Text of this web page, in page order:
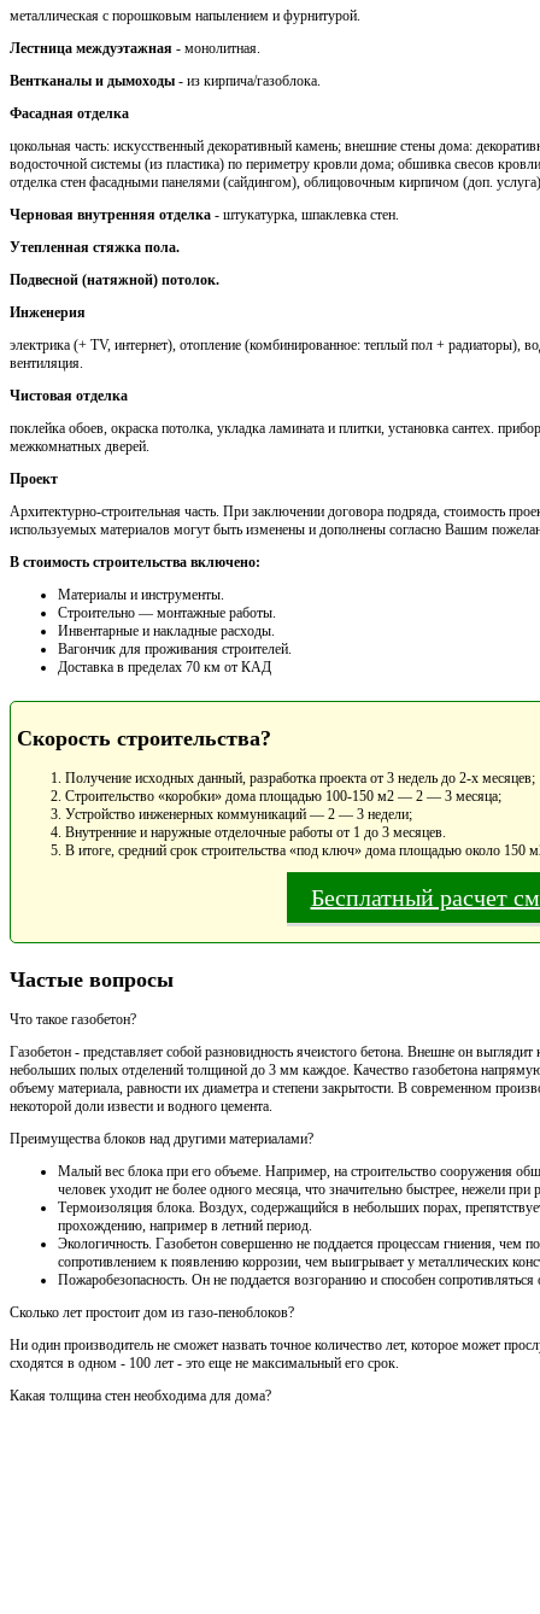
металлическая с порошковым напылением и фурнитурой.
Лестница междуэтажная - монолитная.
Вентканалы и дымоходы - из кирпича/газоблока.
Фасадная отделка
цокольная часть: искусственный декоративный камень; внешние стены дома:
водосточной системы (из пластика) по периметру кровли дома; обшивка свесов
отделка стен фасадными панелями (сайдингом), облицовочным кирпичом (доп.
Черновая внутренняя отделка - штукатурка, шпаклевка стен.
Утепленная стяжка пола.
Подвесной (натяжной) потолок.
Инженерия
электрика (+ TV, интернет), отопление (комбинированное: теплый пол + радиаторы),
вентиляция.
Чистовая отделка
поклейка обоев, окраска потолка, укладка ламината и плитки, установка сантех.
межкомнатных дверей.
Проект
Архитектурно-строительная часть. При заключении договора подряда, стоимость
используемых материалов могут быть изменены и дополнены согласно Вашим
В стоимость строительства включено:
Материалы и инструменты.
Cтроительно — монтажные работы.
Инвентарные и накладные расходы.
Вагончик для проживания строителей.
Доставка в пределах 70 км от КАД
Скорость строительства?
Получение исходных данный, разработка проекта от 3 недель до 2-х месяцев;
Строительство «коробки» дома площадью 100-150 м2 — 2 — 3 месяца;
Устройство инженерных коммуникаций — 2 — 3 недели;
Внутренние и наружные отделочные работы от 1 до 3 месяцев.
В итоге, средний срок строительства «под ключ» дома площадью около 150
Бесплатный расчет
Частые вопросы
Что такое газобетон?
Газобетон - представляет собой разновидность ячеистого бетона. Внешне он
небольших полых отделений толщиной до 3 мм каждое. Качество газобетона
объему материала, равности их диаметра и степени закрытости. В современном
некоторой доли извести и водного цемента.
Преимущества блоков над другими материалами?
Малый вес блока при его объеме. Например, на строительство сооружения
человек уходит не более одного месяца, что значительно быстрее, нежели
Термоизоляция блока. Воздух, содержащийся в небольших порах,
прохождению, например в летний период.
Экологичность. Газобетон совершенно не поддается процессам гниения, чем
сопротивлением к появлению коррозии, чем выигрывает у металлических
Пожаробезопасность. Он не поддается возгоранию и способен
Сколько лет простоит дом из газо-пеноблоков?
Ни один производитель не сможет назвать точное количество лет, которое может
сходятся в одном - 100 лет - это еще не максимальный его срок.
Какая толщина стен необходима для дома?